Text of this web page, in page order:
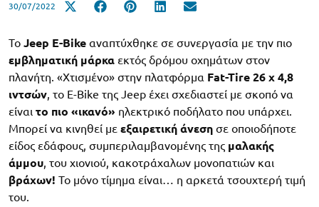
30/07/2022
Το Jeep Ε-Bike αναπτύχθηκε σε συνεργασία με την πιο
εμβληματική μάρκα εκτός δρόμου οχημάτων στον
πλανήτη. «Χτισμένο» στην πλατφόρμα Fat-Tire 26 x 4,8
ιντσών, το E-Bike της Jeep έχει σχεδιαστεί με σκοπό να
είναι το πιο «ικανό» ηλεκτρικό ποδήλατο που υπάρχει.
Μπορεί να κινηθεί με εξαιρετική άνεση σε οποιοδήποτε
είδος εδάφους, συμπεριλαμβανομένης της μαλακής
άμμου, του χιονιού, κακοτράχαλων μονοπατιών και
βράχων! Το μόνο τίμημα είναι… η αρκετά τσουχτερή τιμή
του.